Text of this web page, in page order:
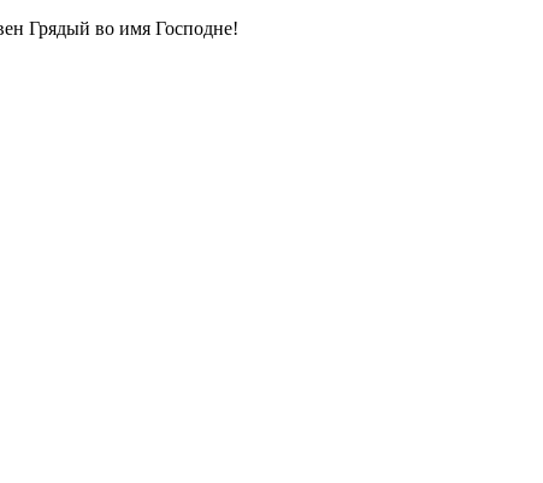
Грядый во имя Господне!